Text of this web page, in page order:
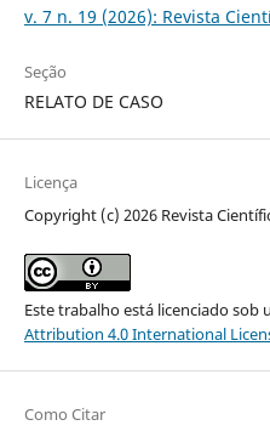
v. 7 n. 19 (2026): Revista
Seção
RELATO DE CASO
Licença
Copyright (c) 2026 Revista
Este trabalho está licenciado sob
Attribution 4.0 International
Como Citar